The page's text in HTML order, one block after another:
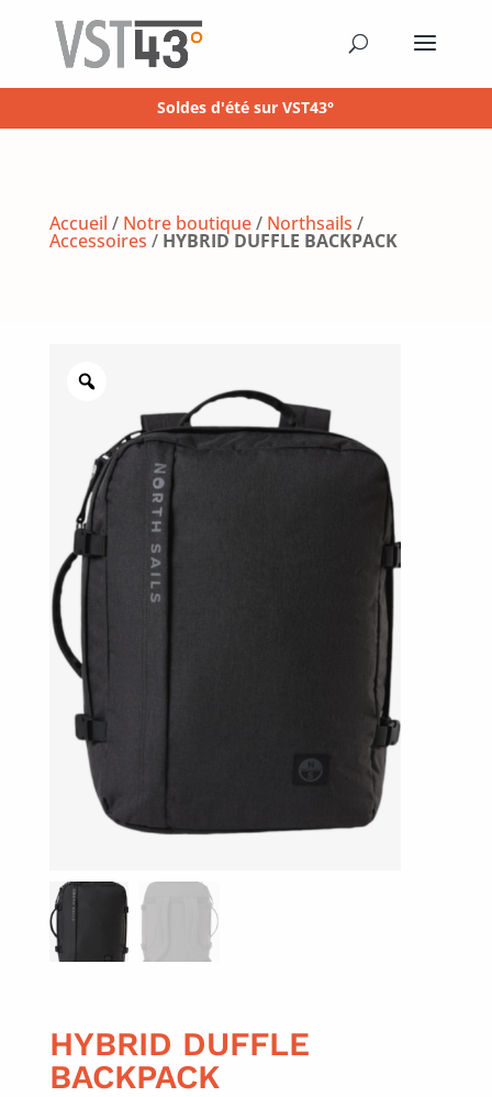
Soldes d'été sur VST43°
Accueil / Notre boutique/ Northsails /
Accessoires / HYBRID DUFFLE BACKPACK
HYBRID DUFFLE
BACKPACK